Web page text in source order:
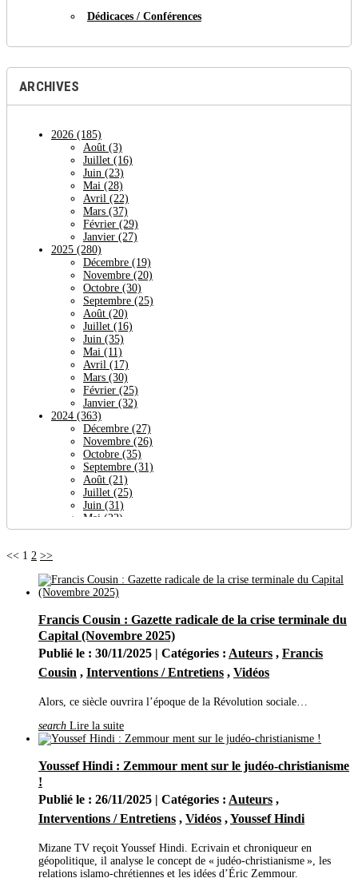
Dédicaces / Conférences
ARCHIVES
2026 (185)
Août (3)
Juillet (16)
Juin (23)
Mai (28)
Avril (22)
Mars (37)
Février (29)
Janvier (27)
2025 (280)
Décembre (19)
Novembre (20)
Octobre (30)
Septembre (25)
Août (20)
Juillet (16)
Juin (35)
Mai (11)
Avril (17)
Mars (30)
Février (25)
Janvier (32)
2024 (363)
Décembre (27)
Novembre (26)
Octobre (35)
Septembre (31)
Août (21)
Juillet (25)
Juin (31)
Mai (22)
Avril(64)
2023(377)
Décembre
Octobre (32)
Septembre(19)
Août (27)
Juillet(26)
Juin(23)
Avril (21)
Février(36)
Janvier (41)
Décembre(32)
Novembre(35)
Septembre(47)
Août
(14)
Juillet(20)
Mai(52)
Avril (44)
Mars(62)
<< 1 2 >>
Francis Cousin : Gazette radicale de la crise terminale du
Capital (Novembre 2025)
Publié le : 30/11/2025 | Catégories : Auteurs , Francis
Cousin , Interventions / Entretiens , Vidéos
Alors, ce siècle ouvrira l’époque de la Révolution sociale…
search Lire la suite
Youssef Hindi : Zemmour ment sur le judéo-christianisme
!
Publié le : 26/11/2025 | Catégories : Auteurs ,
Interventions / Entretiens , Vidéos ,Youssef Hindi
Mizane TV reçoit Youssef Hindi. Ecrivain et chroniqueur en
géopolitique, il analyse le concept de « judéo-christianisme », les
relations islamo-chrétiennes et les idées d’Éric Zemmour.